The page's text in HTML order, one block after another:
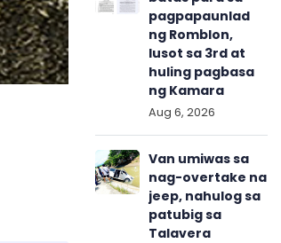
pagpapaunlad
ng Romblon,
lusot sa 3rd at
huling pagbasa
ng Kamara
Aug 6, 2026
Van umiwas sa
nag-overtake na
jeep, nahulog sa
patubig sa
Talavera